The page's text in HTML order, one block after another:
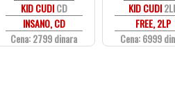
KID CUDICD
INSANO, CD
Cena: 2799 dinara
KID CUDI
FREE, 2LP
Cena: 6999